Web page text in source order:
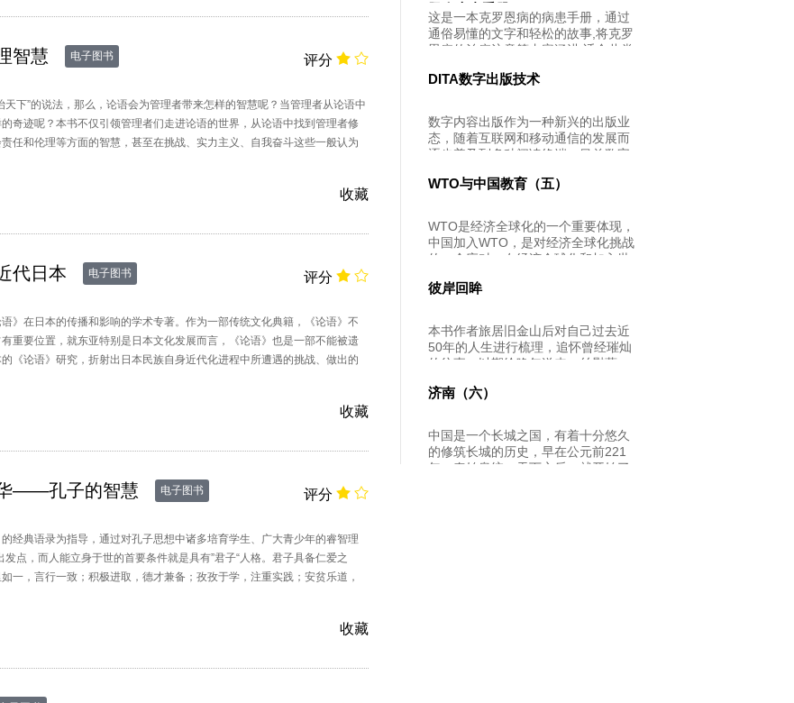
智慧 电子图书 评分
天下”的说法，那么，论语会为管理者带来怎样的智慧呢？当管理者从论语中
奇迹呢？本书不仅引领管理者们走进论语的世界，从论语中找到管理者修
任和伦理等方面的智慧，甚至在挑战、实力主义、自我奋斗这些一般认为
方也会有茅塞顿开的发现。
收藏
代日本 电子图书 评分
》在日本的传播和影响的学术专著。作为一部传统文化典籍，《论语》不
重要位置，就东亚特别是日本文化发展而言，《论语》也是一部不能被遗
《论语》研究，折射出日本民族自身近代化进程中所遭遇的挑战、做出的
近代以前《论语》在日本的流布
收藏
华——孔子的智慧 电子图书 评分
经典语录为指导，通过对孔子思想中诸多培育学生、广大青少年的睿智理
发点，而人能立身于世的首要条件就是具有”君子“人格。君子具备仁爱之
一，言行一致；积极进取，德才兼备；孜孜于学，注重实践；安贫乐道，
之间的相处之道，遵从不同的
收藏
肠炎患者手册
这是一本克罗恩病的病患手册，通过
通俗易懂的文字和轻松的故事,将克罗
恩病的治疗注意等内容涵进,适合此类
人员阅读,也适合相关科室的医务人员
尤其针对克罗恩病患者及其家属,相关
医务人员也可以从中获取知识。
DITA数字出版技术
数字内容出版作为一种新兴的出版业
态，随着互联网和移动通信的发展而
逐步普及到多种阅读终端。目前数字
业服务链趋于完善，技术不断革新，
从业人员和相关研究机构的广泛关注
和积极参与。本书围绕DITA数字出版
技术标准展开，详细介绍了DITA标准
准中主题、映射、领域专门化、样式
WTO与中国教育（五）
WTO是经济全球化的一个重要体现，
中国加入WTO，是对经济全球化挑战
的一个应对。在经济全球化和加入世
育部副部长章新胜莅临西安，在WTO
高等教育入世后面临的机遇与对应的
思考。21世纪，教育从社会的边缘已
经走进社会的中心。教育成为国家、
就越来越重要。章新胜副部长指出，
在知识经济时代，大学是社会经济发
思想库，大学是新知识新技术的实验
室，大学是社会经济发展的发动机，
彼岸回眸
本书作者旅居旧金山后对自己过去近
50年的人生进行梳理，追怀曾经璀灿
的往事，以期给晚年送来一丝慰藉，
美国，特别是在美华人的精神情态的
济南（六）
中国是一个长城之国，有着十分悠久
的修筑长城的历史，早在公元前221
年，秦始皇统一天下之后，就开始了